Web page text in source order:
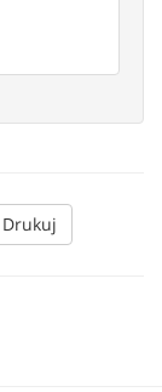
Drukuj